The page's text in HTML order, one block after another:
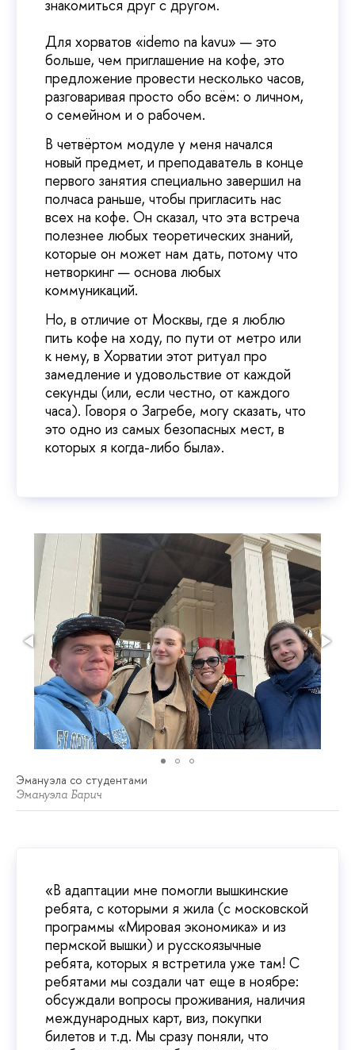
знакомиться друг с другом.
Для хорватов «idemo na kavu» — это
больше, чем приглашение на кофе, это
предложение провести несколько часов,
разговаривая просто обо всём: о личном,
о семейном и о рабочем.
В четвёртом модуле у меня начался
новый предмет, и преподаватель в конце
первого занятия специально завершил на
полчаса раньше, чтобы пригласить нас
всех на кофе. Он сказал, что эта встреча
полезнее любых теоретических знаний,
которые он может нам дать, потому что
нетворкинг — основа любых
коммуникаций.
Но, в отличие от Москвы, где я люблю
пить кофе на ходу, по пути от метро или
к нему, в Хорватии этот ритуал про
замедление и удовольствие от каждой
секунды (или, если честно, от каждого
часа). Говоря о Загребе, могу сказать, что
это одно из самых безопасных мест, в
которых я когда-либо была».
Эмануэла со студентами
Эмануэла Барич
«В адаптации мне помогли вышкинские
ребята, с которыми я жила (с московской
программы «Мировая экономика» и из
пермской вышки) и русскоязычные
ребята, которых я встретила уже там! С
ребятами мы создали чат еще в ноябре:
обсуждали вопросы проживания, наличия
международных карт, виз, покупки
билетов и т.д. Мы сразу поняли, что